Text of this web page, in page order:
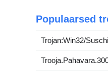
Populaarsed
Trojan:Win32/